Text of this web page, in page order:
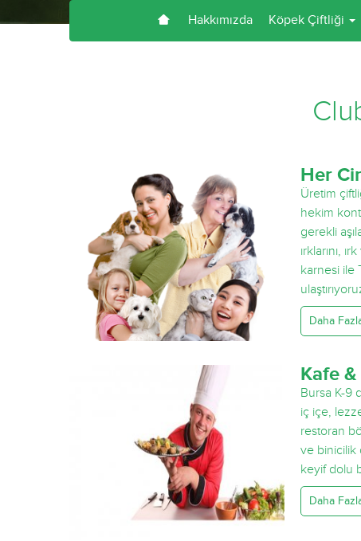
Hakkımızda Köpek Çiftliği
Her
Üretim
hekim
gerekli
ırklarını,
karnesi ile
Daha
Kafe
Bursa K-9
iç içe,
restoran
ve binicilik
keyif dolu
Daha